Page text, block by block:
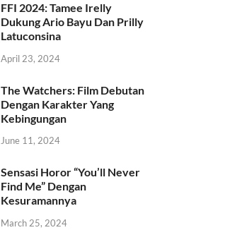
FFI 2024: Tamee Irelly
Dukung Ario Bayu Dan Prilly
Latuconsina
April 23, 2024
The Watchers: Film Debutan
Dengan Karakter Yang
Kebingungan
June 11, 2024
Sensasi Horor “You’ll Never
Find Me” Dengan
Kesuramannya
March 25, 2024